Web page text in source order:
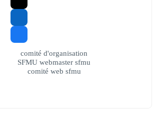
comité d'organisation
SFMU webmaster sfmu
comité web sfmu